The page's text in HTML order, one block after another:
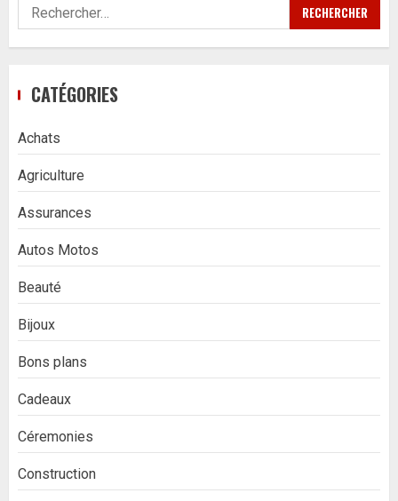
Rechercher :
CATÉGORIES
Achats
Agriculture
Assurances
Autos Motos
Beauté
Bijoux
Bons plans
Cadeaux
Céremonies
Construction